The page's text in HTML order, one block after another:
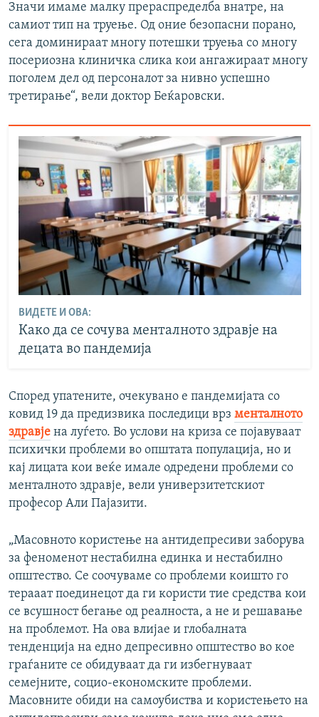
Значи имаме малку прераспределба внатре, на
самиот тип на труење. Од оние безопасни порано,
сега доминираат многу потешки труења со многу
посериозна клиничка слика кои ангажираат многу
поголем дел од персоналот за нивно успешно
третирање“, вели доктор Беќаровски.
ВИДЕТЕ И ОВА:
Како да се сочува менталното здравје на
децата во пандемија
Според упатените, очекувано е пандемијата со
ковид 19 да предизвика последици врз менталното
здравје на луѓето. Во услови на криза се појавуваат
психички проблеми во општата популација, но и
кај лицата кои веќе имале одредени проблеми со
менталното здравје, вели универзитетскиот
професор Али Пајазити.
„Масовното користење на антидепресиви заборува
за феноменот нестабилна единка и нестабилно
општество. Се соочуваме со проблеми коишто го
терааат поединецот да ги користи тие средства кои
се всушност бегање од реалноста, а не и решавање
на проблемот. На ова влијае и глобалната
тенденција на едно депресивно општество во кое
граѓаните се обидуваат да ги избегнуваат
семејните, социо-економските проблеми.
Масовните обиди на самоубиства и користењето на